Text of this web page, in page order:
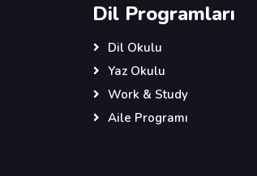
Dil Programları
Dil Okulu
Yaz Okulu
Work & Study
Aile Programı